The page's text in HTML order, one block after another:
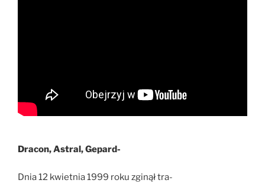
Dracon, Astral, Gepard-
Dnia 12 kwietnia 1999 roku zginął tra-